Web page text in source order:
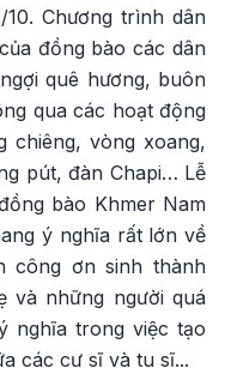
Chương trình dân
đồng bào các dân
quê hương, buôn
qua các hoạt động
chiêng, vòng xoang,
pút, đàn Chapi… Lễ
bào Khmer Nam
ý nghĩa rất lớn về
công ơn sinh thành
và những người quá
nghĩa trong việc tạo
các cư sĩ và tu sĩ...